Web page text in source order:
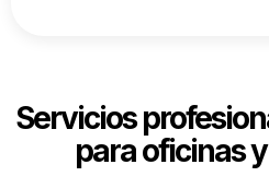
Servicios
para oficinas